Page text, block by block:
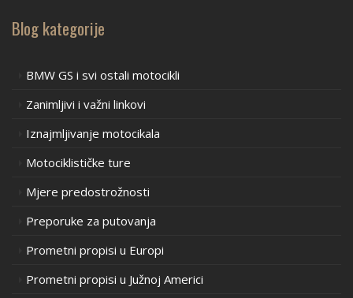
Blog kategorije
BMW GS i svi ostali motocikli
Zanimljivi i važni linkovi
Iznajmljivanje motocikala
Motociklističke ture
Mjere predostrožnosti
Preporuke za putovanja
Prometni propisi u Europi
Prometni propisi u Južnoj Americi